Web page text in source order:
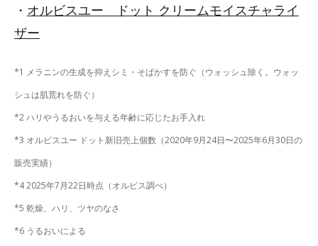
・ オルビスユー ドット クリームモイスチャライ
ザー
*1 メラニンの生成を抑えシミ・そばかすを防ぐ（ウォッシュ除く。ウォッ
シュは肌荒れを防ぐ）
*2 ハリやうるおいを与える年齢に応じたお手入れ
*3 オルビスユー ドット新旧売上個数（2020年9月24日〜2025年6月30日の
販売実績）
*4 2025年7月22日時点（オルビス調べ）
*5 乾燥、ハリ、ツヤのなさ
*6 うるおいによる